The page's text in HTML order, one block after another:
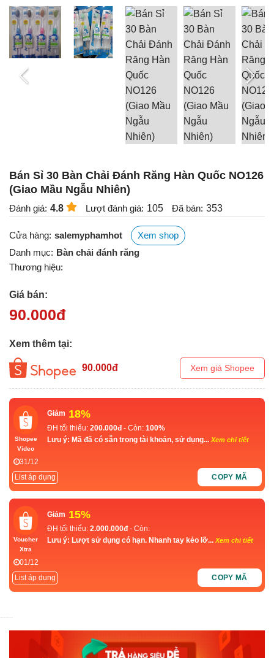
Bán Sỉ 30 Bàn Chải Đánh Răng Hàn Quốc NO126
(Giao Mầu Ngẫu Nhiên)
Đánh giá: 4.8 Lượt đánh giá: 105 Đã bán: 353
Cửa hàng: salemyphamhot
Xem shop
Danh mục: Bàn chải đánh răng
Thương hiệu:
Giá bán:
90.000đ
Xem thêm tại:
90.000đ Xem giá Shopee
Shopee
Video
31/12
Giảm 18%
ĐH tối thiểu: 200.000đ - Còn: 100%
Lưu ý: Mã đã có sẵn trong tài khoản, sử dụng... Xem chi tiết
List áp dụng COPY MÃ
Voucher
Xtra
01/12
Giảm 15%
ĐH tối thiểu: 2.000.000đ - Còn:
Lưu ý: Lượt sử dụng có hạn. Nhanh tay kẻo lỡ...Xem chi tiết
List áp dụng COPY MÃ